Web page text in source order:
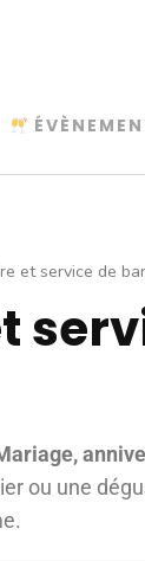
et service de
ou une